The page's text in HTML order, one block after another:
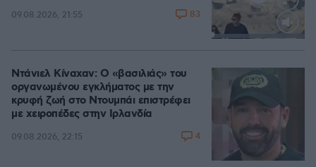
Loaded
09.08.2026, 21:55 83
Ντάνιελ Κίναχαν: Ο «βασιλιάς» του
οργανωμένου εγκλήματος με την
κρυφή ζωή στο Ντουμπάι επιστρέφει
με χειροπέδες στην Ιρλανδία
09.08.2026, 22:15 4